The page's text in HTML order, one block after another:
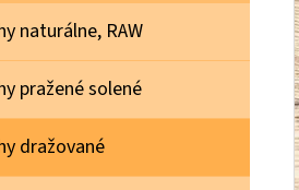
naturálne, RAW
pražené solené
dražované